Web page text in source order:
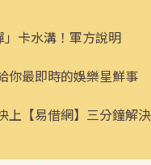
卡水溝！軍方說明
最即時的娛樂星鮮事
上【易借網】三分鐘解